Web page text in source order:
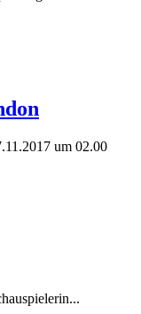
um 02.00